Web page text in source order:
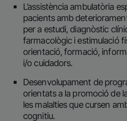
L’assistència ambulatòria
pacients amb
per a estudi, diagnòstic
farmacològic i estimulació
orientació, formació,
i/o cuidadors.
Desenvolupament de
orientats a la promoció de
les malalties que cursen
cognitiu.